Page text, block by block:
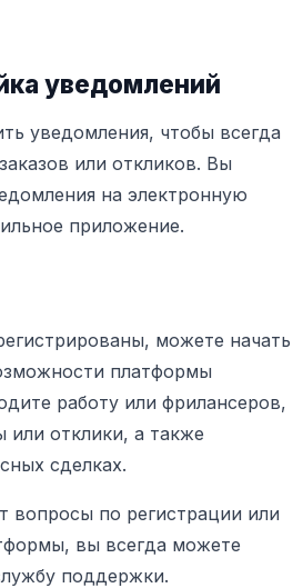
уведомлений
уведомления, чтобы всегда
или откликов. Вы
на электронную
приложение.
можете начать
платформы
работу или фрилансеров,
или отклики, а также
сделках.
вопросы по регистрации или
вы всегда можете
поддержки.